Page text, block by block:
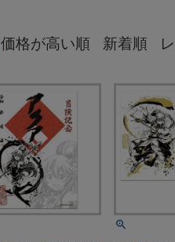
価格が高い順 新着順